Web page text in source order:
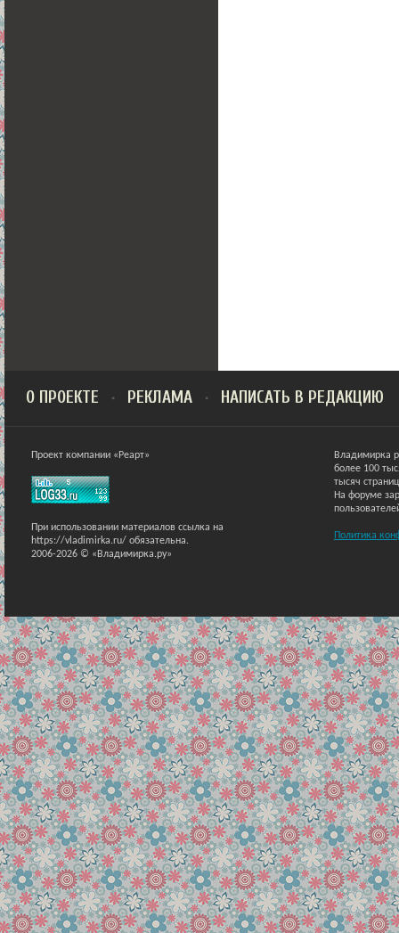
О ПРОЕКТЕ РЕКЛАМА НАПИСАТЬ В РЕДАКЦИЮ
Проект компании «Реарт»
При использовании материалов ссылка на
https://vladimirka.ru/ обязательна.
2006-2026 © «Владимирка.ру»
Владимирка
более 100
тысяч
На форуме
Политика